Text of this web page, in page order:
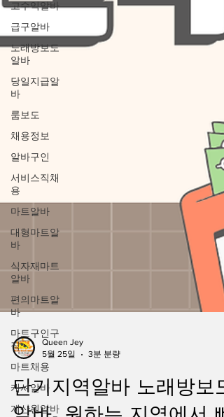
고수익알바
급구알바
노래방보도
알바
당일지급알
바
룸보도
채용정보
알바구인
서비스직채
용
마트알바
대형마트알
바
식자재마트
알바
편의마트알
바
마트구인구
직
마트채용
캐셔알바
계산원알바
Queen Jey
5월 25일
3분 분량